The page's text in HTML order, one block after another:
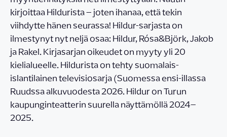
kirjoittaa Hildurista – joten ihanaa, että tekin
viihdytte hänen seurassa! Hildur-sarjasta on
ilmestynyt nyt neljä osaa: Hildur, Rósa&Björk, Jakob
ja Rakel. Kirjasarjan oikeudet on myyty yli 20
kielialueelle. Hildurista on tehty suomalais-
islantilainen televisiosarja (Suomessa ensi-illassa
Ruudssa alkuvuodesta 2026. Hildur on Turun
kaupunginteatterin suurella näyttämöllä 2024–
2025.